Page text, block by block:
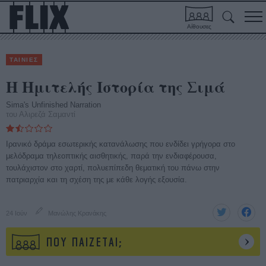
Αίθουσες
ΤΑΙΝΙΕΣ
Η Ημιτελής Ιστορία της Σιμά
Sima's Unfinished Narration
του Αλιρεζά Σαμαντί
Ιρανικό δράμα εσωτερικής κατανάλωσης που ενδίδει γρήγορα στο
μελόδραμα τηλεοπτικής αισθητικής, παρά την ενδιαφέρουσα,
τουλάχιστον στο χαρτί, πολυεπίπεδη θεματική του πάνω στην
πατριαρχία και τη σχέση της με κάθε λογής εξουσία.
24 Ιούν Μανώλης Κρανάκης
ΠΟΥ ΠΑΙΖΕΤΑΙ;